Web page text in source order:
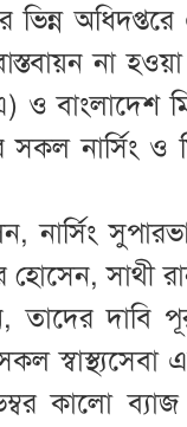
ভিন্ন
না
বাংলাদেশ
নার্সিং ও
নার্সিং
হোসেন, সাথী
তাদের দাবি
স্বাস্থ্যসেবা
কালো ব্যাজ